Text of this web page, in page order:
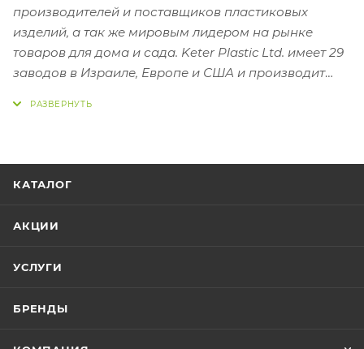
производителей и поставщиков пластиковых
изделий, а так же мировым лидером на рынке
товаров для дома и сада. Keter Plastic Ltd. имеет 29
заводов в Израиле, Европе и США и производит
КАТАЛОГ
АКЦИИ
УСЛУГИ
БРЕНДЫ